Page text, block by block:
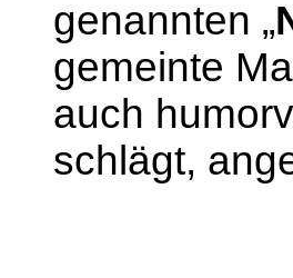
genannten „
gemeinte
auch
schlägt,